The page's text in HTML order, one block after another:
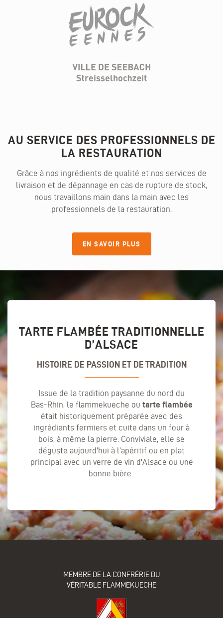
AU SERVICE DES PROFESSIONNELS DE
LA RESTAURATION
Grâce à nos ingrédients de qualité et nos services de
livraison et de dépannage en cas de rupture de stock,
nous travaillons main dans la main avec les
professionnels de la restauration.
EN SAVOIR PLUS
TARTE FLAMBÉE TRADITIONNELLE
D’ALSACE
HISTOIRE DE PASSION ET DE TRADITION
Issue de la tradition paysanne du nord du
Bas-Rhin, le flammekueche ou tarte flambée
était historiquement préparée avec des
ingrédients fermiers et cuite dans un four à
bois, à même la pierre. Conviviale, elle se
déguste aujourd'hui à l’apéritif ou en plat
principal avec un verre de vin d'Alsace ou une
bonne bière.
MEMBRE DE LA CONFRÉRIE DU
VÉRITABLE FLAMMEKUECHE